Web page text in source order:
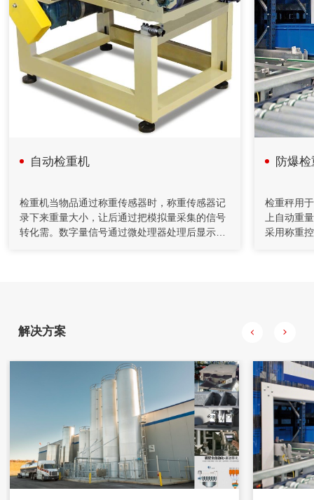
2020年08月18日
计算机在减重法施胶配料系统中的应用
在人造板减重法施胶计量监控过程中，采用计算机技术和PID
控制方法，完成系统的组态、设计、控制、管理等功能。配料
系统把单位时间内物料的前后重量差值转变为瞬时流量信号，
以该信号参与流量调节控制并进行物料累计积算管理。具有测
量精度高，重复性好，控制稳定等特点。在对施胶系统改造中
2020年04月26日
充填机通过螺旋给料机和计量装置送至搅拌桶，通过调节给料
机的转速来控制下料量。水管上装有流量计对水量进行计量，
自动检重机
检重机当物品通过称重传感器时，称重传感器记
录下来重量大小，让后通过把模拟量采集的信号
转化需。数字量信号通过微处理器处理后显示出
抓拨机构、控制系统等组成。
防爆
检重秤用
上自动重
采用称重
解决方案